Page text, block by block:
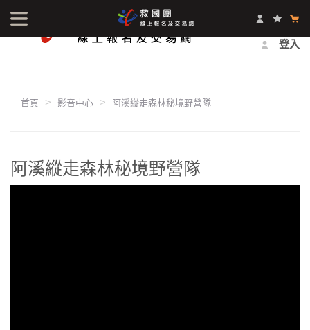
影音中心 報名方式
登入
首頁 影音中心 阿溪縱走森林秘境野營隊
阿溪縱走森林秘境野營隊